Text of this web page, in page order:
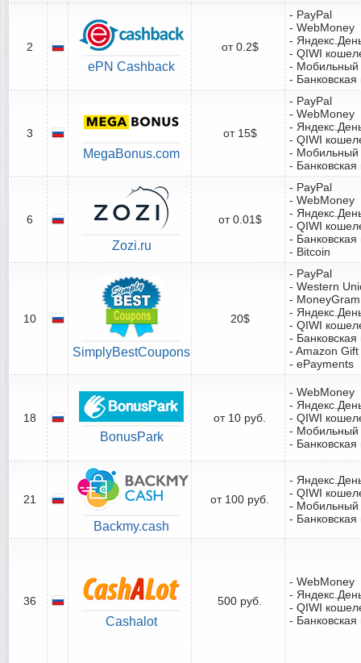
2
ePN Cashback
от 0.2$
- PayPal
- WebMoney
-
- QIWI
- Мобильный
-
3
MegaBonus.com
от 15$
- PayPal
- WebMoney
-
- QIWI
- Мобильный
-
6
Zozi.ru
от 0.01$
- PayPal
- WebMoney
-
- QIWI
-
- Bitcoin
10
SimplyBestCoupons
20$
- PayPal
- Western
- MoneyGram
-
- QIWI
-
- Amazon
- ePayments
18
BonusPark
от 10 руб.
- WebMoney
-
- QIWI
- Мобильный
-
21
Backmy.cash
от 100 руб.
-
- QIWI
- Мобильный
-
36
Cashalot
500 руб.
- WebMoney
-
- QIWI
-